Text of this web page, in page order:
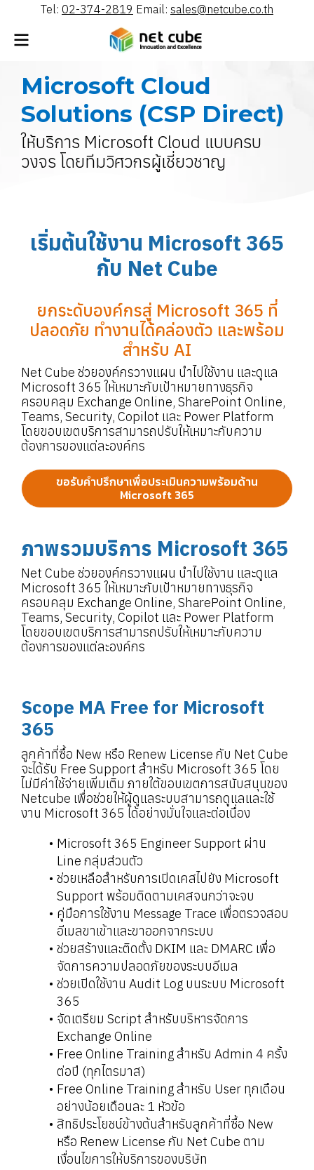
Tel: 02-374-2819 Email: sales@netcube.co.th
Microsoft Cloud
Solutions (CSP Direct)
ให้บริการ Microsoft Cloud แบบครบ
วงจร โดยทีมวิศวกรผู้เชี่ยวชาญ
เริ่มต้นใช้งาน Microsoft 365
กับ Net Cube
ยกระดับองค์กรสู่ Microsoft 365 ที่
ปลอดภัย ทำงานได้คล่องตัว และพร้อม
สำหรับ AI
Net Cube ช่วยองค์กรวางแผน นำไปใช้งาน และดูแล
Microsoft 365 ให้เหมาะกับเป้าหมายทางธุรกิจ
ครอบคลุม Exchange Online, SharePoint Online,
Teams, Security, Copilot และ Power Platform
โดยขอบเขตบริการสามารถปรับให้เหมาะกับความ
ต้องการของแต่ละองค์กร
ขอรับคำปรึกษาเพื่อประเมินความพร้อมด้าน
Microsoft 365
ภาพรวมบริการ Microsoft 365
Net Cube ช่วยองค์กรวางแผน นำไปใช้งาน และดูแล
Microsoft 365 ให้เหมาะกับเป้าหมายทางธุรกิจ
ครอบคลุม Exchange Online, SharePoint Online,
Teams, Security, Copilot และ Power Platform
โดยขอบเขตบริการสามารถปรับให้เหมาะกับความ
ต้องการของแต่ละองค์กร
Scope MA Free for Microsoft
365
ลูกค้าที่ซื้อ New หรือ Renew License กับ Net Cube
จะได้รับ Free Support สำหรับ Microsoft 365 โดย
ไม่มีค่าใช้จ่ายเพิ่มเติม ภายใต้ขอบเขตการสนับสนุนของ
Netcube เพื่อช่วยให้ผู้ดูแลระบบสามารถดูแลและใช้
งาน Microsoft 365 ได้อย่างมั่นใจและต่อเนื่อง
Microsoft 365 Engineer Support ผ่าน
Line กลุ่มส่วนตัว
ช่วยเหลือสำหรับการเปิดเคสไปยัง Microsoft
Support พร้อมติดตามเคสจนกว่าจะจบ
คู่มือการใช้งาน Message Trace เพื่อตรวจสอบ
อีเมลขาเข้าและขาออกจากระบบ
ช่วยสร้างและติดตั้ง DKIM และ DMARC เพื่อ
จัดการความปลอดภัยของระบบอีเมล
ช่วยเปิดใช้งาน Audit Log บนระบบ Microsoft
365
จัดเตรียม Script สำหรับบริหารจัดการ
Exchange Online
Free Online Training สำหรับ Admin 4 ครั้ง
ต่อปี (ทุกไตรมาส)
Free Online Training สำหรับ User ทุกเดือน
อย่างน้อยเดือนละ 1 หัวข้อ
สิทธิประโยชน์ข้างต้นสำหรับลูกค้าที่ซื้อ New
หรือ Renew License กับ Net Cube ตาม
เงื่อนไขการให้บริการของบริษัท